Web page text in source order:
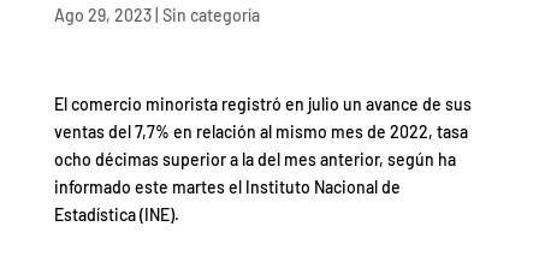
Ago 29, 2023| Sin categoría
El comercio minorista registró en julio un avance de sus
ventas del 7,7% en relación al mismo mes de 2022, tasa
ocho décimas superior a la del mes anterior, según ha
informado este martes el Instituto Nacional de
Estadística (INE).